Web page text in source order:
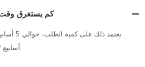
كم يستغرق وقت
أسابيع لأقل من 100 وحدة.